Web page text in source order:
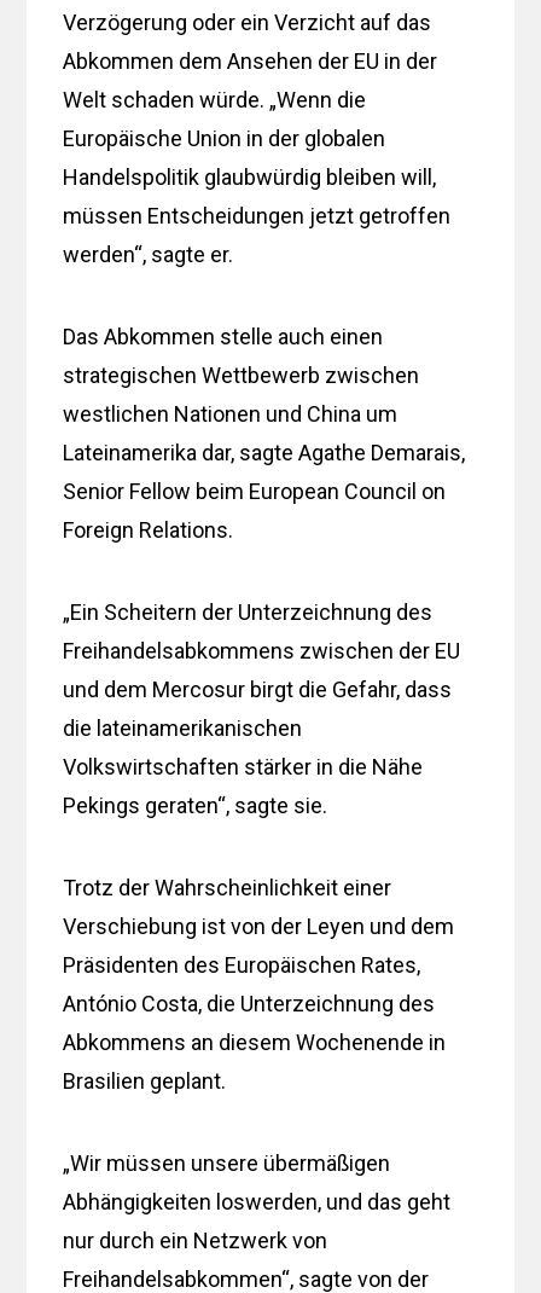
Verzögerung oder ein Verzicht auf das
Abkommen dem Ansehen der EU in der
Welt schaden würde. „Wenn die
Europäische Union in der globalen
Handelspolitik glaubwürdig bleiben will,
müssen Entscheidungen jetzt getroffen
werden“, sagte er.
Das Abkommen stelle auch einen
strategischen Wettbewerb zwischen
westlichen Nationen und China um
Lateinamerika dar, sagte Agathe Demarais,
Senior Fellow beim European Council on
Foreign Relations.
„Ein Scheitern der Unterzeichnung des
Freihandelsabkommens zwischen der EU
und dem Mercosur birgt die Gefahr, dass
die lateinamerikanischen
Volkswirtschaften stärker in die Nähe
Pekings geraten“, sagte sie.
Trotz der Wahrscheinlichkeit einer
Verschiebung ist von der Leyen und dem
Präsidenten des Europäischen Rates,
António Costa, die Unterzeichnung des
Abkommens an diesem Wochenende in
Brasilien geplant.
„Wir müssen unsere übermäßigen
Abhängigkeiten loswerden, und das geht
nur durch ein Netzwerk von
Freihandelsabkommen“, sagte von der